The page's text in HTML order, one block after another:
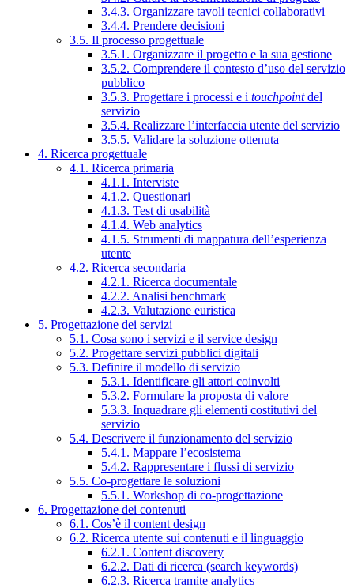
3.4.3. Organizzare tavoli tecnici collaborativi
3.4.4. Prendere decisioni
3.5. Il processo progettuale
3.5.1. Organizzare il progetto e la sua gestione
3.5.2. Comprendere il contesto d’uso del servizio
pubblico
3.5.3. Progettare i processi e i touchpointdel
servizio
3.5.4. Realizzare l’interfaccia utente del servizio
3.5.5. Validare la soluzione ottenuta
4. Ricerca progettuale
4.1. Ricerca primaria
4.1.1. Interviste
4.1.2. Questionari
4.1.3. Test di usabilità
4.1.4. Web analytics
4.1.5. Strumenti di mappatura dell’esperienza
utente
4.2. Ricerca secondaria
4.2.1. Ricerca documentale
4.2.2. Analisi benchmark
4.2.3. Valutazione euristica
5. Progettazione dei servizi
5.1. Cosa sono i servizi e il service design
5.2. Progettare servizi pubblici digitali
5.3. Definire il modello di servizio
5.3.1. Identificare gli attori coinvolti
5.3.2. Formulare la proposta di valore
5.3.3. Inquadrare gli elementi costitutivi del
servizio
5.4. Descrivere il funzionamento del servizio
5.4.1. Mappare l’ecosistema
5.4.2. Rappresentare i flussi di servizio
5.5. Co-progettare le soluzioni
5.5.1. Workshop di co-progettazione
6. Progettazione dei contenuti
6.1. Cos’è il content design
6.2. Ricerca utente sui contenuti e il linguaggio
6.2.1. Content discovery
6.2.2. Dati di ricerca (search keywords)
6.2.3. Ricerca tramite analytics